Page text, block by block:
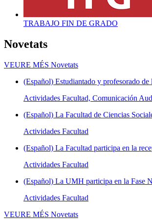
TRABAJO FIN DE GRADO
Novetats
VEURE MÉS Novetats
(Español) Estudiantado y profesorado
Actividades Facultad, Comunicación
(Español) La Facultad de Ciencias
Actividades Facultad
(Español) La Facultad participa en la
Actividades Facultad
(Español) La UMH participa en la Fase
Actividades Facultad
VEURE MÉS Novetats